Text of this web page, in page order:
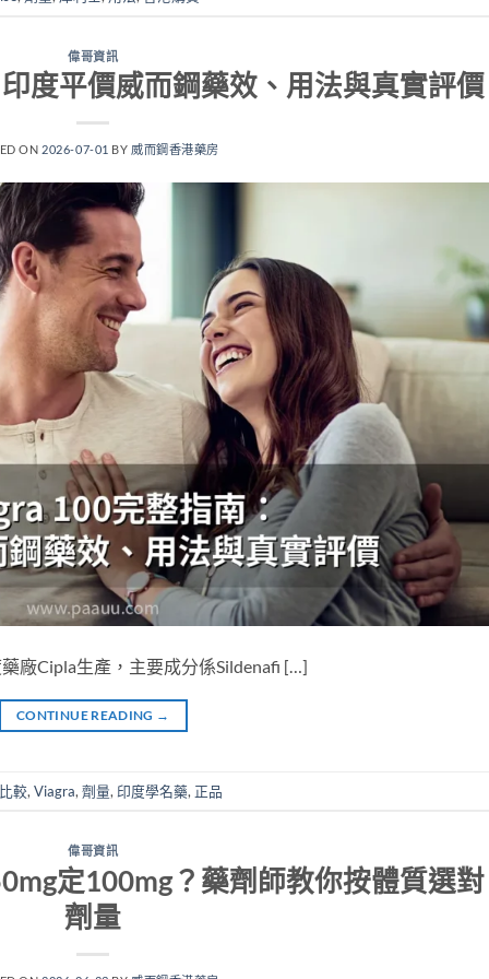
偉哥資訊
度平價威而鋼藥效、用法與真實評價
ON 2026-07-01 BY 威而鋼香港藥房
廠Cipla生產，主要成分係Sildenafi […]
CONTINUE READING →
較, Viagra, 劑量, 印度學名藥, 正品
偉哥資訊
定100mg？藥劑師教你按體質選對
劑量